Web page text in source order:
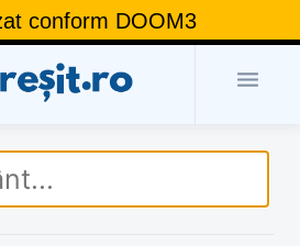
conform DOOM3
